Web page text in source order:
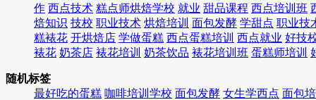
作 西点技术 糕点师烘焙学校 就业 甜品课程 西点培训班
焙知识 技校 职业技术 烘焙培训 面包发酵 学甜点 职业技
糕裱花 开烘焙店 学做蛋糕 西点蛋糕培训 西点就业 好技
裱花 奶茶店 裱花培训 奶茶饮品 裱花培训班 蛋糕师培训
随机标签
最好吃的蛋糕 咖啡培训学校 面包发酵 女生学西点 面包